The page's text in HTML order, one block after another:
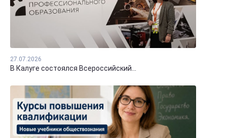
27.07.2026
В Калуге состоялся Всероссийский...